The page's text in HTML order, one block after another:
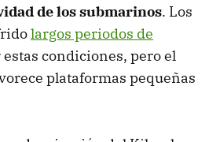
de los submarinos. Los
largos periodos de
estas condiciones, pero el
plataformas pequeñas